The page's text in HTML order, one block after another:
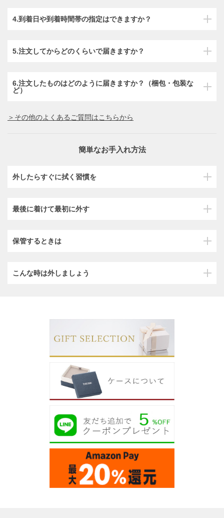
4.到着日や到着時間帯の指定はできますか？
5.注文してからどのくらいで届きますか？
6.注文したものはどのように届きますか？（梱包・包装な
ど）
＞その他のよくあるご質問はこちらから
簡単なお手入れ方法
外したらすぐに拭く習慣を
最後に着けて最初に外す
保管するときは
こんな時は外しましょう